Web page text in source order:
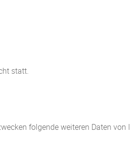
statt.
folgende weiteren Daten von